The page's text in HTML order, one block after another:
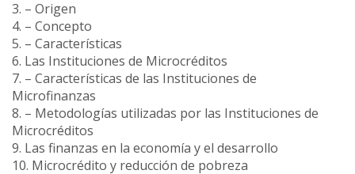
3. – Origen
4. – Concepto
5. – Características
6. Las Instituciones de Microcréditos
7. – Características de las Instituciones de
Microfinanzas
8. – Metodologías utilizadas por las Instituciones de
Microcréditos
9. Las finanzas en la economía y el desarrollo
10. Microcrédito y reducción de pobreza